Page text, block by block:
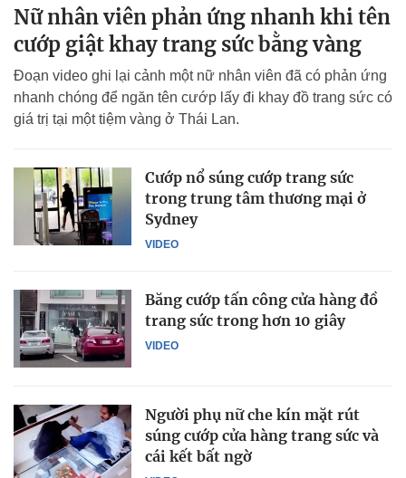
Nữ nhân viên phản ứng nhanh khi tên
cướp giật khay trang sức bằng vàng
Đoạn video ghi lại cảnh một nữ nhân viên đã có phản ứng
nhanh chóng để ngăn tên cướp lấy đi khay đồ trang sức có
giá trị tại một tiệm vàng ở Thái Lan.
VIDEO
Cướp nổ súng cướp trang sức
trong trung tâm thương mại ở
Sydney
VIDEO
Băng cướp tấn công cửa hàng đồ
trang sức trong hơn 10 giây
Người phụ nữ che kín mặt rút
súng cướp cửa hàng trang sức và
cái kết bất ngờ